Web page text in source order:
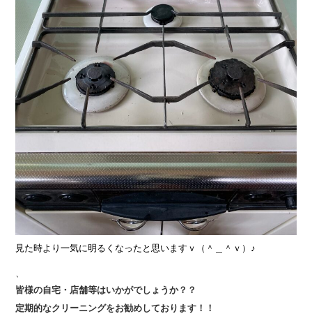
見た時より一気に明るくなったと思いますｖ（＾＿＾ｖ）♪
皆様の自宅・店舗等はいかがでしょうか？？
定期的なクリーニングをお勧めしております！！